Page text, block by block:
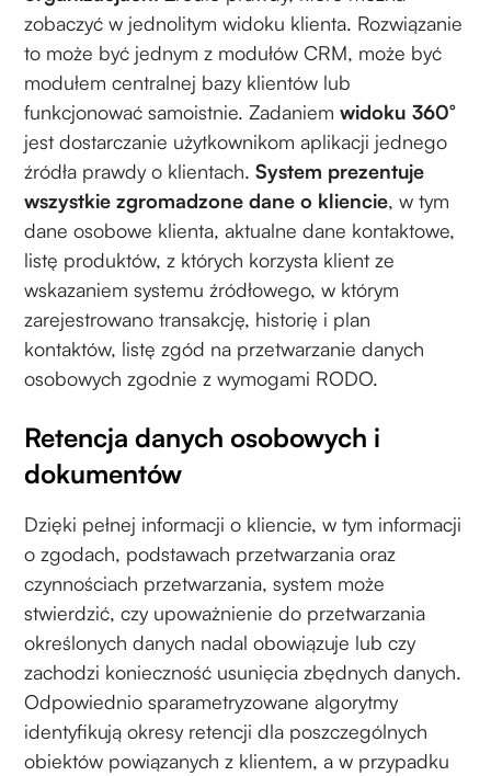
zobaczyć w jednolitym widoku klienta. Rozwiązanie
to może być jednym z modułów CRM, może być
modułem centralnej bazy klientów lub
funkcjonować samoistnie. Zadaniemwidoku 360°
jest dostarczanie użytkownikom aplikacji jednego
źródła prawdy o klientach.System prezentuje
wszystkie zgromadzone dane o kliencie, w tym
dane osobowe klienta, aktualne dane kontaktowe,
listę produktów, z których korzysta klient ze
wskazaniem systemu źródłowego, w którym
zarejestrowano transakcję, historię i plan
kontaktów, listę zgód na przetwarzanie danych
osobowych zgodnie z wymogami RODO.
Retencja danych osobowych i
dokumentów
Dzięki pełnej informacji o kliencie, w tym informacji
o zgodach, podstawach przetwarzania oraz
czynnościach przetwarzania, system może
stwierdzić, czy upoważnienie do przetwarzania
określonych danych nadal obowiązuje lub czy
zachodzi konieczność usunięcia zbędnych danych.
Odpowiednio sparametryzowane algorytmy
identyfikują okresy retencji dla poszczególnych
obiektów powiązanych z klientem, a w przypadku